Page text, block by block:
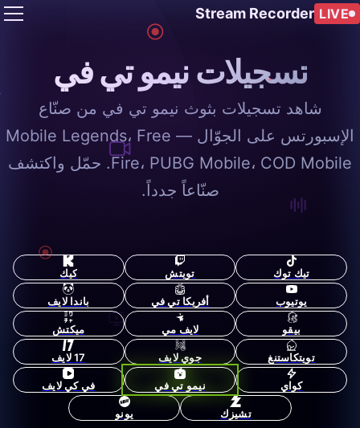
LIVE
Stream Recorder
تسجيلات نيمو تي في
شاهد تسجيلات بثوث نيمو تي في من صنّاع
الإسبورتس على الجوّال — Mobile Legends، Free
Fire، PUBG Mobile، COD Mobile. حمّل واكتشف
صنّاعاً جدداً.
تيك توك تويتش كيك
يوتيوب أفريكا تي في باندا لايف
بيقو لايف مي ميكتش
تويتكاستنغ جوي لايف 17 لايف
كواي نيمو تي في في كي لايف
تشيزك يونو